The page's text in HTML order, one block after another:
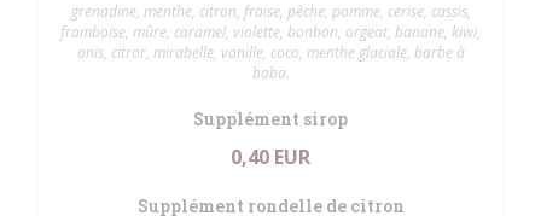
grenadine, menthe, citron, fraise, pêche, pomme, cerise, cassis,
framboise, mûre, caramel, violette, bonbon, orgeat, banane, kiwi,
anis, citror, mirabelle, vanille, coco, menthe glaciale, barbe à
baba.
Supplément sirop
0,40 EUR
Supplément rondelle de citron